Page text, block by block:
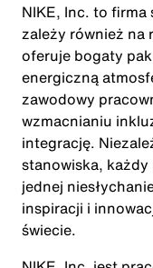
NIKE, Inc. to
zależy również na
oferuje bogaty
energiczną
zawodowy
wzmacnianiu
integrację.
stanowiska,
jednej
inspiracji i
świecie.